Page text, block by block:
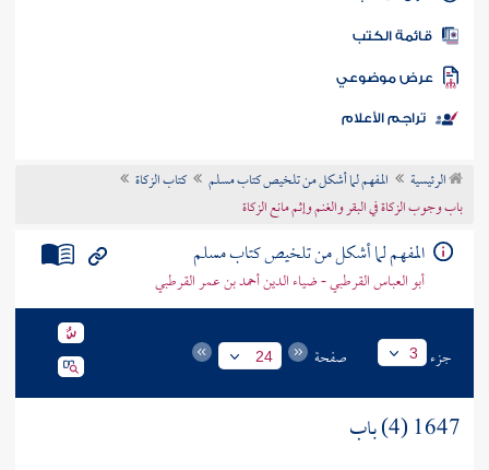
المكتبة
الكتب
موضوعي
تراجم الأعلام
الرئيسية المفهم لما أشكل من تلخيص كتاب مسلم
كتاب الزكاة
باب وجوب الزكاة في البقر والغنم وإثم مانع الزكاة
المفهم لما أشكل من تلخيص كتاب مسلم
أبو العباس القرطبي - ضياء الدين أحمد بن عمر القرطبي
جزء 3 صفحة 24
1647 (4) باب